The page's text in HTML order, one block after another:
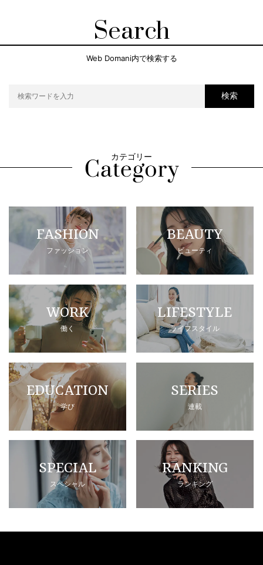
Search
Web Domani内で検索する
検索
カテゴリー
FASHION
ファッション
BEAUTY
ビューティ
WORK
働く
LIFESTYLE
ライフスタイル
EDUCATION
学び
SERIES
連載
SPECIAL
スペシャル
RANKING
ランキング